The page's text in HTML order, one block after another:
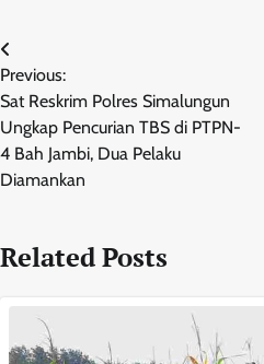
Navigasi
pos
Previous:
Sat Reskrim Polres Simalungun
Ungkap Pencurian TBS di PTPN-
4 Bah Jambi, Dua Pelaku
Diamankan
Related Posts